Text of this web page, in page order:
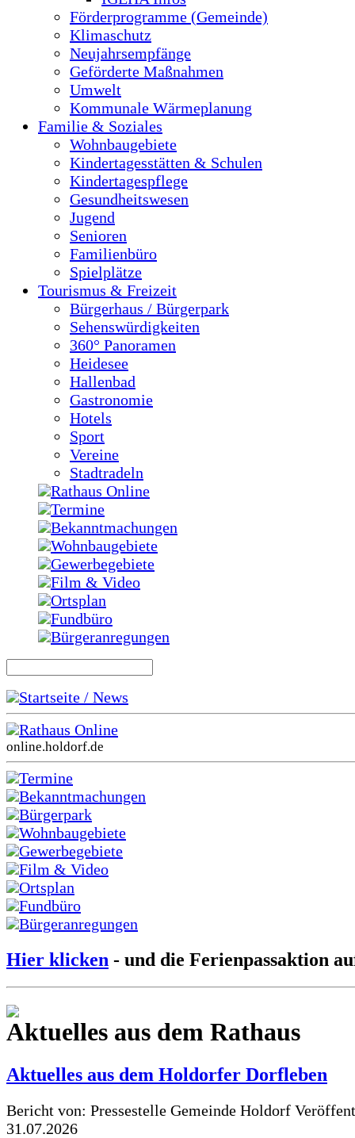
Förderprogramme (Gemeinde)
Klimaschutz
Neujahrsempfänge
Geförderte Maßnahmen
Umwelt
Kommunale Wärmeplanung
Familie & Soziales
Wohnbaugebiete
Kindertagesstätten & Schulen
Kindertagespflege
Gesundheitswesen
Jugend
Senioren
Familienbüro
Spielplätze
Tourismus & Freizeit
Bürgerhaus / Bürgerpark
Sehenswürdigkeiten
360° Panoramen
Heidesee
Hallenbad
Gastronomie
Hotels
Sport
Vereine
Stadtradeln
Rathaus Online
Termine
Bekanntmachungen
Wohnbaugebiete
Gewerbegebiete
Film & Video
Ortsplan
Fundbüro
Bürgeranregungen
Startseite / News
Rathaus Online
online.holdorf.de
Termine
Bekanntmachungen
Bürgerpark
Wohnbaugebiete
Gewerbegebiete
Film & Video
Ortsplan
Fundbüro
Bürgeranregungen
Hier klicken - und die Ferienpassaktion
Aktuelles aus dem Rathaus
Aktuelles aus dem Holdorfer Dorfleben
Bericht von: Pressestelle Gemeinde Holdorf
31.07.2026